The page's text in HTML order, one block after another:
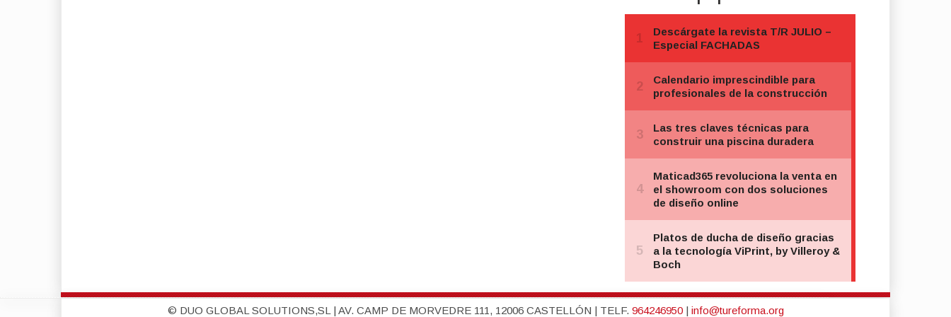
© DUO GLOBAL SOLUTIONS,SL | AV. CAMP DE MORVEDRE 111, 12006 CASTELLÓN | TELF. 964246950| info@tureforma.org